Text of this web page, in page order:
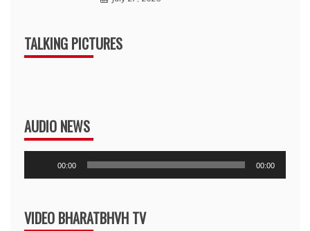
TALKING PICTURES
AUDIO NEWS
Player
00:00 00:00
VIDEO BHARATBHVH TV